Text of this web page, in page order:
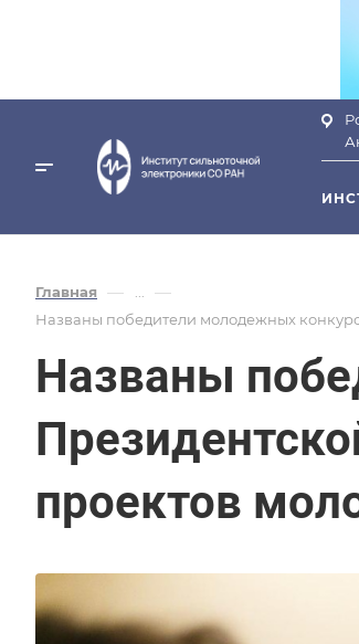
Главная — —
Названы победители молодежных
Названы
проектов